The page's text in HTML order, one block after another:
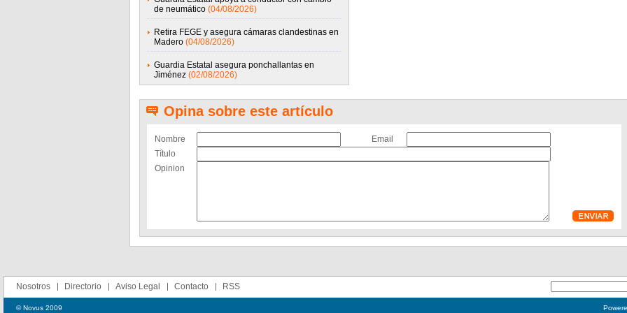
de neumático (04/08/2026)
Retira FEGE y asegura cámaras clandestinas en
Madero (04/08/2026)
Guardia Estatal asegura ponchallantas en
Jiménez (02/08/2026)
Opina sobre este artículo
Nombre
Email
Título
Opinion
Nosotros Directorio Aviso Legal Contacto RSS
© Novus 2009